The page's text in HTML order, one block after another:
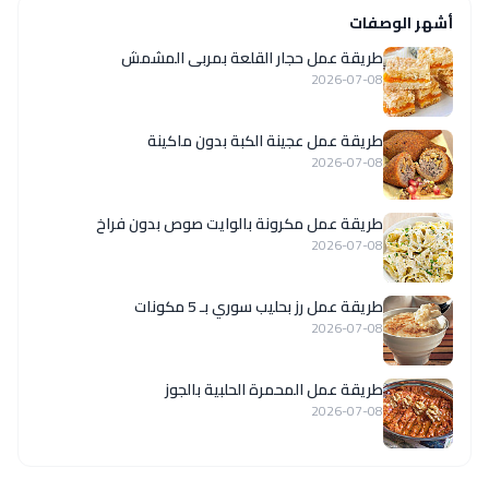
أشهر الوصفات
طريقة عمل حجار القلعة بمربى المشمش
2026-07-08
طريقة عمل عجينة الكبة بدون ماكينة
2026-07-08
طريقة عمل مكرونة بالوايت صوص بدون فراخ
2026-07-08
طريقة عمل رز بحليب سوري بـ 5 مكونات
2026-07-08
طريقة عمل المحمرة الحلبية بالجوز
2026-07-08